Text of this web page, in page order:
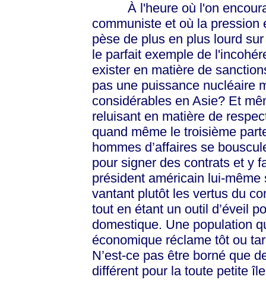
À l'heure où l'on
communiste et où la pression
pèse de plus en plus lourd
le parfait exemple de
exister en matière de
pas une puissance nucléaire
considérables en Asie? Et
reluisant en matière de
quand même le troisième
hommes d’affaires se
pour signer des contrats et y
président américain lui-même
vantant plutôt les vertus du
tout en étant un outil d’éveil
domestique. Une population
économique réclame tôt ou
N’est-ce pas être borné que
différent pour la toute petite